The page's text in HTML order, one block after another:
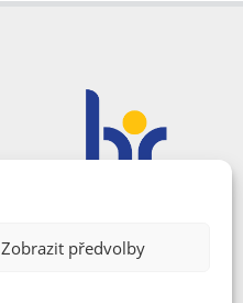
Zobrazit předvolby